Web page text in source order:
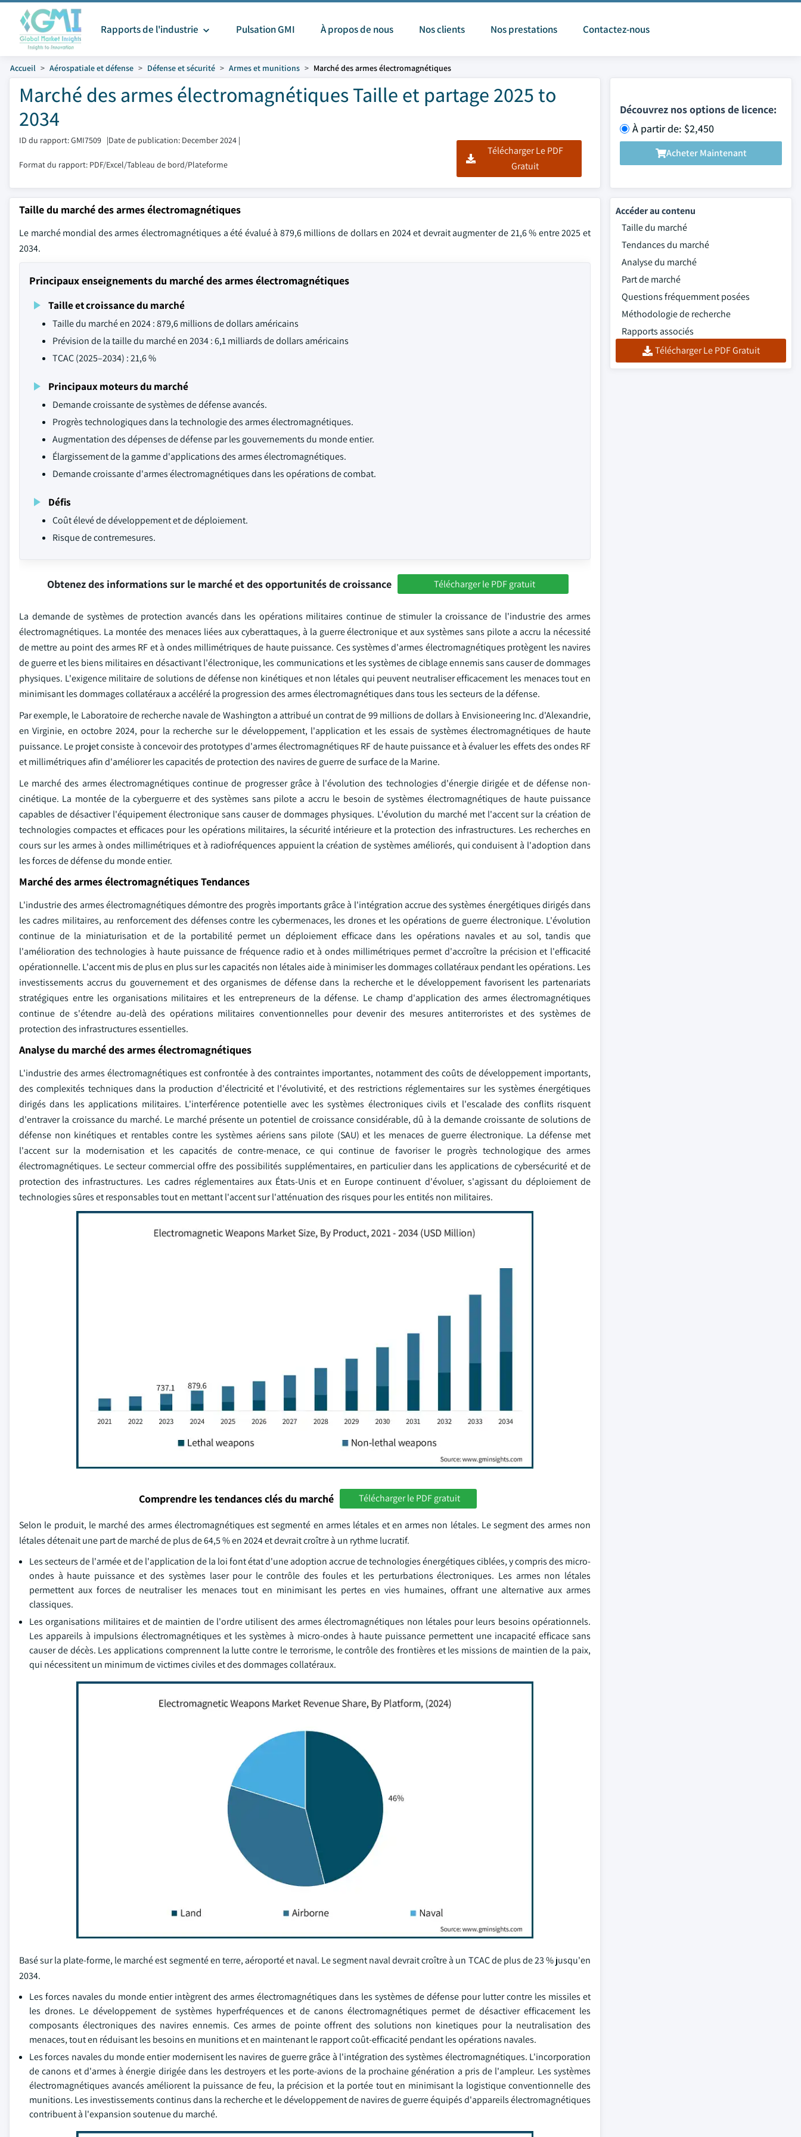
Rapports de l'industrie Pulsation GMI À propos de nous Nos clients Nos prestations Contactez-nous
Accueil Aérospatiale et défense Défense et sécurité Armes et munitions Marché des armes électromagnétiques
Marché des armes électromagnétiques Taille et partage 2025 to
2034
ID du rapport: GMI7509 |Date de publication: December 2024 |
Format du rapport: PDF/Excel/Tableau de bord/Plateforme
Télécharger Le PDF
Gratuit
Découvrez nos options de licence:
À partir de: $2,450
Acheter Maintenant
Taille du marché des armes électromagnétiques
Le marché mondial des armes électromagnétiques a été évalué à 879,6 millions de dollars en 2024 et devrait augmenter de 21,6 % entre 2025 et
2034.
Principaux enseignements du marché des armes électromagnétiques
Taille et croissance du marché
Taille du marché en 2024 : 879,6 millions de dollars américains
Prévision de la taille du marché en 2034 : 6,1 milliards de dollars américains
TCAC (2025–2034) : 21,6 %
Principaux moteurs du marché
Demande croissante de systèmes de défense avancés.
Progrès technologiques dans la technologie des armes électromagnétiques.
Augmentation des dépenses de défense par les gouvernements du monde entier.
Élargissement de la gamme d'applications des armes électromagnétiques.
Demande croissante d'armes électromagnétiques dans les opérations de combat.
Défis
Coût élevé de développement et de déploiement.
Risque de contremesures.
Obtenez des informations sur le marché et des opportunités de croissance Télécharger le PDF gratuit
La demande de systèmes de protection avancés dans les opérations militaires continue de stimuler la croissance de l'industrie des armes
électromagnétiques. La montée des menaces liées aux cyberattaques, à la guerre électronique et aux systèmes sans pilote a accru la nécessité
de mettre au point des armes RF et à ondes millimétriques de haute puissance. Ces systèmes d'armes électromagnétiques protègent les navires
de guerre et les biens militaires en désactivant l'électronique, les communications et les systèmes de ciblage ennemis sans causer de dommages
physiques. L'exigence militaire de solutions de défense non kinétiques et non létales qui peuvent neutraliser efficacement les menaces tout en
minimisant les dommages collatéraux a accéléré la progression des armes électromagnétiques dans tous les secteurs de la défense.
Par exemple, le Laboratoire de recherche navale de Washington a attribué un contrat de 99 millions de dollars à Envisioneering Inc. d'Alexandrie,
en Virginie, en octobre 2024, pour la recherche sur le développement, l'application et les essais de systèmes électromagnétiques de haute
puissance. Le projet consiste à concevoir des prototypes d'armes électromagnétiques RF de haute puissance et à évaluer les effets des ondes RF
et millimétriques afin d'améliorer les capacités de protection des navires de guerre de surface de la Marine.
Le marché des armes électromagnétiques continue de progresser grâce à l'évolution des technologies d'énergie dirigée et de défense non-
cinétique. La montée de la cyberguerre et des systèmes sans pilote a accru le besoin de systèmes électromagnétiques de haute puissance
capables de désactiver l'équipement électronique sans causer de dommages physiques. L'évolution du marché met l'accent sur la création de
technologies compactes et efficaces pour les opérations militaires, la sécurité intérieure et la protection des infrastructures. Les recherches en
cours sur les armes à ondes millimétriques et à radiofréquences appuient la création de systèmes améliorés, qui conduisent à l'adoption dans
les forces de défense du monde entier.
Marché des armes électromagnétiques Tendances
L'industrie des armes électromagnétiques démontre des progrès importants grâce à l'intégration accrue des systèmes énergétiques dirigés dans
les cadres militaires, au renforcement des défenses contre les cybermenaces, les drones et les opérations de guerre électronique. L'évolution
continue de la miniaturisation et de la portabilité permet un déploiement efficace dans les opérations navales et au sol, tandis que
l'amélioration des technologies à haute puissance de fréquence radio et à ondes millimétriques permet d'accroître la précision et l'efficacité
opérationnelle. L'accent mis de plus en plus sur les capacités non létales aide à minimiser les dommages collatéraux pendant les opérations. Les
investissements accrus du gouvernement et des organismes de défense dans la recherche et le développement favorisent les partenariats
stratégiques entre les organisations militaires et les entrepreneurs de la défense. Le champ d'application des armes électromagnétiques
continue de s'étendre au-delà des opérations militaires conventionnelles pour devenir des mesures antiterroristes et des systèmes de
protection des infrastructures essentielles.
Analyse du marché des armes électromagnétiques
L'industrie des armes électromagnétiques est confrontée à des contraintes importantes, notamment des coûts de développement importants,
des complexités techniques dans la production d'électricité et l'évolutivité, et des restrictions réglementaires sur les systèmes énergétiques
dirigés dans les applications militaires. L'interférence potentielle avec les systèmes électroniques civils et l'escalade des conflits risquent
d'entraver la croissance du marché. Le marché présente un potentiel de croissance considérable, dû à la demande croissante de solutions de
défense non kinétiques et rentables contre les systèmes aériens sans pilote (SAU) et les menaces de guerre électronique. La défense met
l'accent sur la modernisation et les capacités de contre-menace, ce qui continue de favoriser le progrès technologique des armes
électromagnétiques. Le secteur commercial offre des possibilités supplémentaires, en particulier dans les applications de cybersécurité et de
protection des infrastructures. Les cadres réglementaires aux États-Unis et en Europe continuent d'évoluer, s'agissant du déploiement de
technologies sûres et responsables tout en mettant l'accent sur l'atténuation des risques pour les entités non militaires.
Comprendre les tendances clés du marché Télécharger le PDF gratuit
Selon le produit, le marché des armes électromagnétiques est segmenté en armes létales et en armes non létales. Le segment des armes non
létales détenait une part de marché de plus de 64,5 % en 2024 et devrait croître à un rythme lucratif.
Les secteurs de l'armée et de l'application de la loi font état d'une adoption accrue de technologies énergétiques ciblées, y compris des micro-
ondes à haute puissance et des systèmes laser pour le contrôle des foules et les perturbations électroniques. Les armes non létales
permettent aux forces de neutraliser les menaces tout en minimisant les pertes en vies humaines, offrant une alternative aux armes
classiques.
Les organisations militaires et de maintien de l'ordre utilisent des armes électromagnétiques non létales pour leurs besoins opérationnels.
Les appareils à impulsions électromagnétiques et les systèmes à micro-ondes à haute puissance permettent une incapacité efficace sans
causer de décès. Les applications comprennent la lutte contre le terrorisme, le contrôle des frontières et les missions de maintien de la paix,
qui nécessitent un minimum de victimes civiles et des dommages collatéraux.
Basé sur la plate-forme, le marché est segmenté en terre, aéroporté et naval. Le segment naval devrait croître à un TCAC de plus de 23 % jusqu'en
2034.
Les forces navales du monde entier intègrent des armes électromagnétiques dans les systèmes de défense pour lutter contre les missiles et
les drones. Le développement de systèmes hyperfréquences et de canons électromagnétiques permet de désactiver efficacement les
composants électroniques des navires ennemis. Ces armes de pointe offrent des solutions non kinetiques pour la neutralisation des
menaces, tout en réduisant les besoins en munitions et en maintenant le rapport coût-efficacité pendant les opérations navales.
Les forces navales du monde entier modernisent les navires de guerre grâce à l'intégration des systèmes électromagnétiques. L'incorporation
de canons et d'armes à énergie dirigée dans les destroyers et les porte-avions de la prochaine génération a pris de l'ampleur. Les systèmes
électromagnétiques avancés améliorent la puissance de feu, la précision et la portée tout en minimisant la logistique conventionnelle des
munitions. Les investissements continus dans la recherche et le développement de navires de guerre équipés d'appareils électromagnétiques
contribuent à l'expansion soutenue du marché.
Accéder au contenu
Taille du marché
Tendances du marché
Analyse du marché
Part de marché
Questions fréquemment posées
Méthodologie de recherche
Rapports associés
Télécharger Le PDF Gratuit